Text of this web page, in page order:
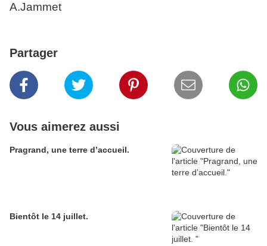
A.Jammet
Partager
Vous aimerez aussi
Pragrand, une terre d’accueil.
Bientôt le 14 juillet.